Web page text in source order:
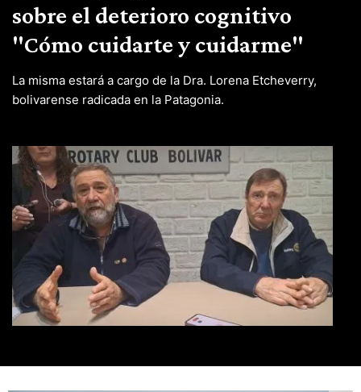
sobre el deterioro cognitivo
"Cómo cuidarte y cuidarme"
La misma estará a cargo de la Dra. Lorena Etcheverry,
bolivarense radicada en la Patagonia.